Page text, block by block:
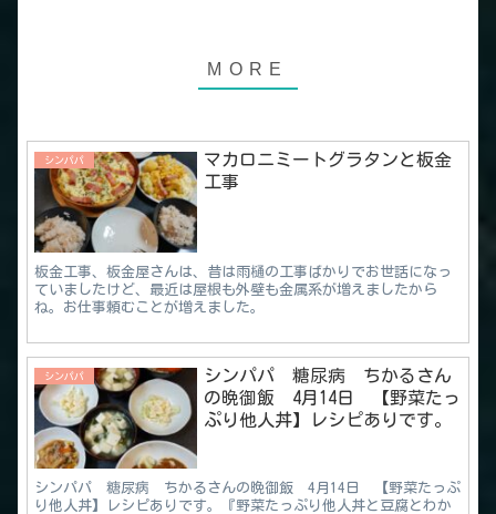
シンパパ
マカロニミートグラタンと板金
工事
板金工事、板金屋さんは、昔は雨樋の工事ばかりでお世話になっ
ていましたけど、最近は屋根も外壁も金属系が増えましたから
ね。お仕事頼むことが増えました。
シンパパ
シンパパ 糖尿病 ちかるさん
の晩御飯 4月14日 【野菜たっ
ぷり他人丼】レシピありです。
シンパパ 糖尿病 ちかるさんの晩御飯 4月14日 【野菜たっぷ
り他人丼】レシピありです。『野菜たっぷり他人丼と豆腐とわか